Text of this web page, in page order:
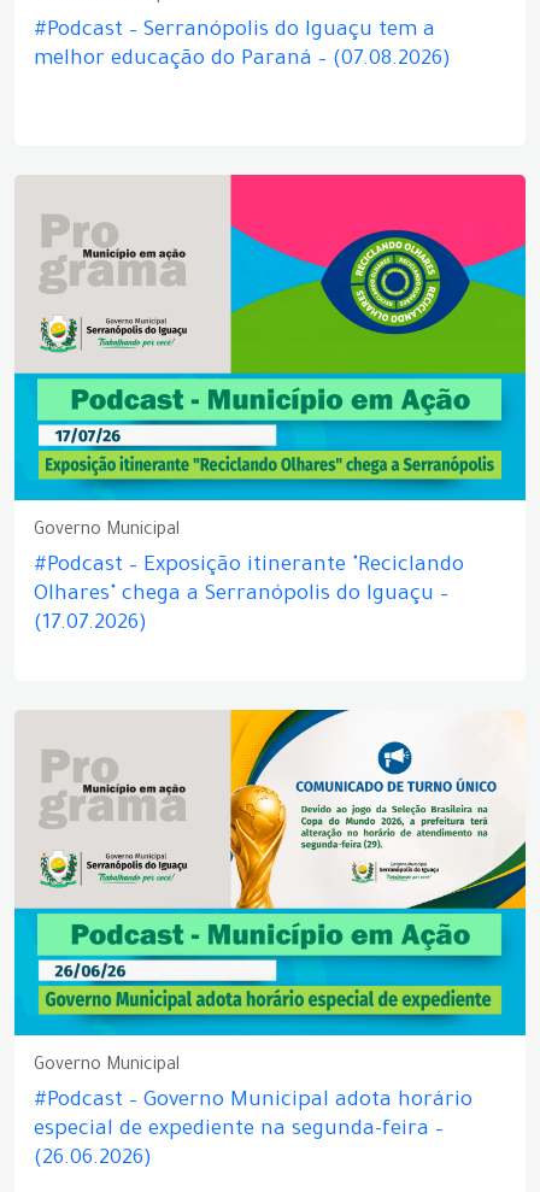
#Podcast – Serranópolis do Iguaçu tem a
melhor educação do Paraná – (07.08.2026)
Governo Municipal
#Podcast – Exposição itinerante "Reciclando
Olhares" chega a Serranópolis do Iguaçu –
(17.07.2026)
Governo Municipal
#Podcast – Governo Municipal adota horário
especial de expediente na segunda-feira –
(26.06.2026)